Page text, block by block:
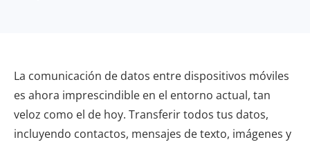
La comunicación de datos entre dispositivos móviles
es ahora imprescindible en el entorno actual, tan
veloz como el de hoy. Transferir todos tus datos,
incluyendo contactos, mensajes de texto, imágenes y